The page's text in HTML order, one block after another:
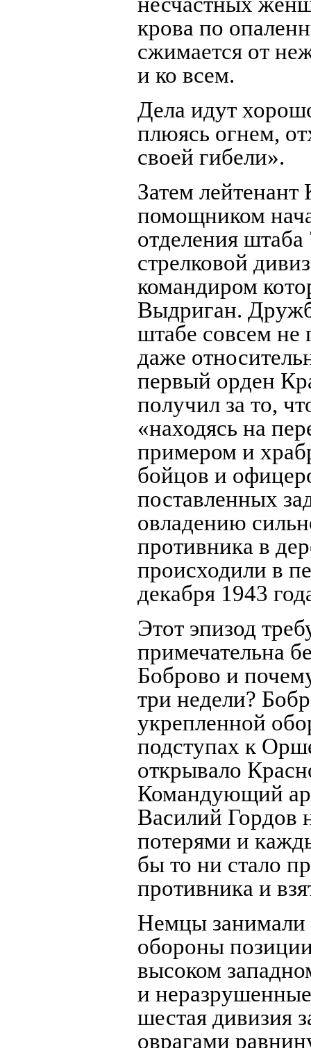
крова по
сжимается от
и ко всем.
Дела идут
плюясь огнем,
своей гибели».
Затем лейтенант
помощником
отделения
стрелковой
командиром
Выдриган.
штабе совсем не
даже
первый орден
получил за то,
«находясь на
примером и
бойцов и
поставленных
овладению
противника в
происходили в
декабря 1943
Этот эпизод
примечательна
Боброво и
три недели?
укрепленной
подступах к
открывало
Командующий
Василий Гордов
потерями и
бы то ни стало
противника и
Немцы занимали
обороны
высоком
и
шестая дивизия
оврагами